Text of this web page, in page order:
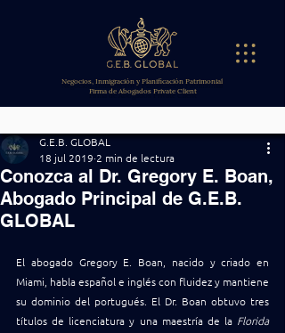
Negocios, Inmigración y Planificación Patrimonial
Firma de Abogados Private Client
Conozca al Dr. Gregory E. Boan,
Abogado Principal de G.E.B.
GLOBAL
G.E.B. GLOBAL
18 jul 2019 2 min de lectura
El abogado Gregory E. Boan, nacido y criado en
Miami, habla español e inglés con fluidez y mantiene
su dominio del portugués. El Dr. Boan obtuvo tres
títulos de licenciatura y una maestría de la Florida